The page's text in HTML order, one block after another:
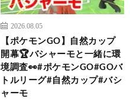
2026.08.05
【ポケモンGO】自然カップ
開幕🏆バシャーモと一緒に環
境調査👀#ポケモンGO#GOバ
トルリーグ#自然カップ#バシ
ャーモ